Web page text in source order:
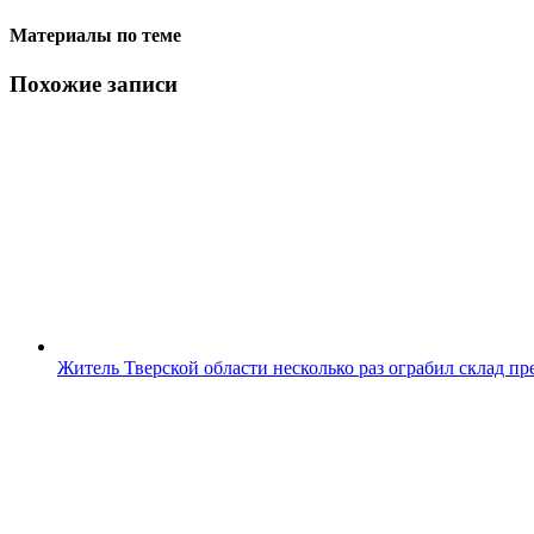
Материалы по теме
Похожие записи
Житель Тверской области несколько раз ограбил склад